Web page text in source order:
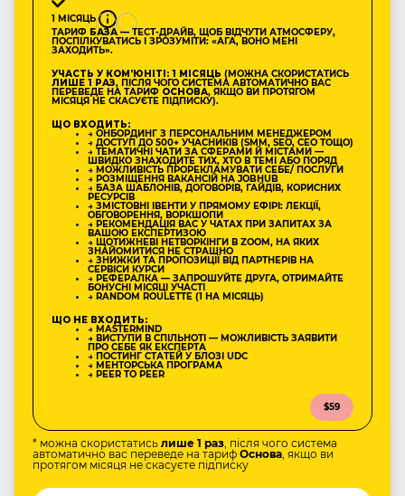
1 МІСЯЦЬ
ТАРИФ БАЗА— ТЕСТ-ДРАЙВ, ЩОБ ВІДЧУТИ АТМОСФЕРУ,
ПОСПІЛКУВАТИСЬ І ЗРОЗУМІТИ: «АГА, ВОНО МЕНІ
ЗАХОДИТЬ».
УЧАСТЬ У КОМʼЮНІТІ: 1 МІСЯЦЬ (МОЖНА СКОРИСТАТИСЬ
ЛИШЕ 1 РАЗ, ПІСЛЯ ЧОГО СИСТЕМА АВТОМАТИЧНО ВАС
ПЕРЕВЕДЕ НА ТАРИФ ОСНОВА, ЯКЩО ВИ ПРОТЯГОМ
МІСЯЦЯ НЕ СКАСУЄТЕ ПІДПИСКУ).
ЩО ВХОДИТЬ:
→ ОНБОРДИНГ З ПЕРСОНАЛЬНИМ МЕНЕДЖЕРОМ
→ ДОСТУП ДО 500+ УЧАСНИКІВ (SMM, SEO, CEO ТОЩО)
→ ТЕМАТИЧНІ ЧАТИ ЗА СФЕРАМИ Й МІСТАМИ —
ШВИДКО ЗНАХОДИТЕ ТИХ, ХТО В ТЕМІ АБО ПОРЯД
→ МОЖЛИВІСТЬ ПРОРЕКЛАМУВАТИ СЕБЕ/ ПОСЛУГИ
→ РОЗМІЩЕННЯ ВАКАНСІЙ НА JOBHUB
→ БАЗА ШАБЛОНІВ, ДОГОВОРІВ, ГАЙДІВ, КОРИСНИХ
РЕСУРСІВ
→ ЗМІСТОВНІ ІВЕНТИ У ПРЯМОМУ ЕФІРІ: ЛЕКЦІЇ,
ОБГОВОРЕННЯ, ВОРКШОПИ
→ РЕКОМЕНДАЦІЯ ВАС У ЧАТАХ ПРИ ЗАПИТАХ ЗА
ВАШОЮ ЕКСПЕРТИЗОЮ
→ ЩОТИЖНЕВІ НЕТВОРКІНГИ В ZOOM, НА ЯКИХ
ЗНАЙОМИТИСЯ НЕ СТРАШНО
→ ЗНИЖКИ ТА ПРОПОЗИЦІЇ ВІД ПАРТНЕРІВ НА
СЕРВІСИ КУРСИ
→ РЕФЕРАЛКА — ЗАПРОШУЙТЕ ДРУГА, ОТРИМАЙТЕ
БОНУСНІ МІСЯЦІ УЧАСТІ
→ RANDOM ROULETTE (1 НА МІСЯЦЬ)
ЩО НЕ ВХОДИТЬ:
→ MASTERMIND
→ ВИСТУПИ В СПІЛЬНОТІ — МОЖЛИВІСТЬ ЗАЯВИТИ
ПРО СЕБЕ ЯК ЕКСПЕРТА
→ ПОСТИНГ СТАТЕЙ У БЛОЗІ UDC
→ МЕНТОРСЬКА ПРОГРАМА
→ PEER TO PEER
$59
* можна скористатись лише 1 раз, після чого система
автоматично вас переведе на тариф Основа, якщо ви
протягом місяця не скасуєте підписку